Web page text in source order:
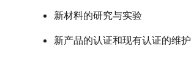
新材料的研究与实验
新产品的认证和现有认证的维护